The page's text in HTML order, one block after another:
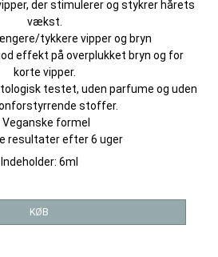
der stimulerer og stykrer hårets
vækst.
tykkere vipper og bryn
effekt på overplukket bryn og for
korte vipper.
testet, uden parfume og uden
stoffer.
Veganske formel
resultater efter 6 uger
Indeholder: 6ml
KØB